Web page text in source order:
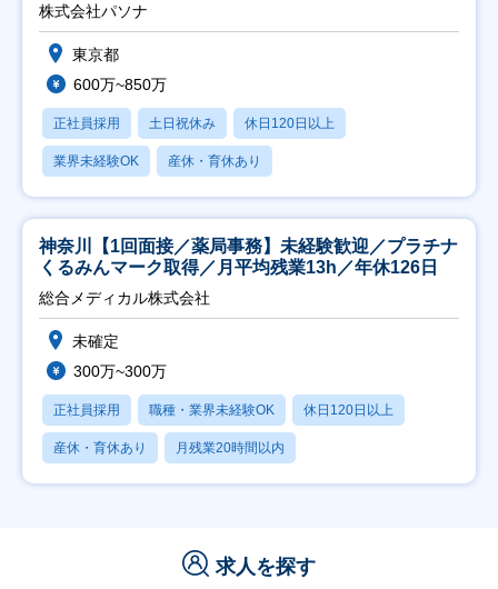
株式会社パソナ
東京都
600万~850万
正社員採用 土日祝休み 休日120日以上
業界未経験OK 産休・育休あり
神奈川【1回面接／薬局事務】未経験歓迎／プラチナ
くるみんマーク取得／月平均残業13h／年休126日
総合メディカル株式会社
未確定
300万~300万
正社員採用 職種・業界未経験OK 休日120日以上
産休・育休あり 月残業20時間以内
求人を探す